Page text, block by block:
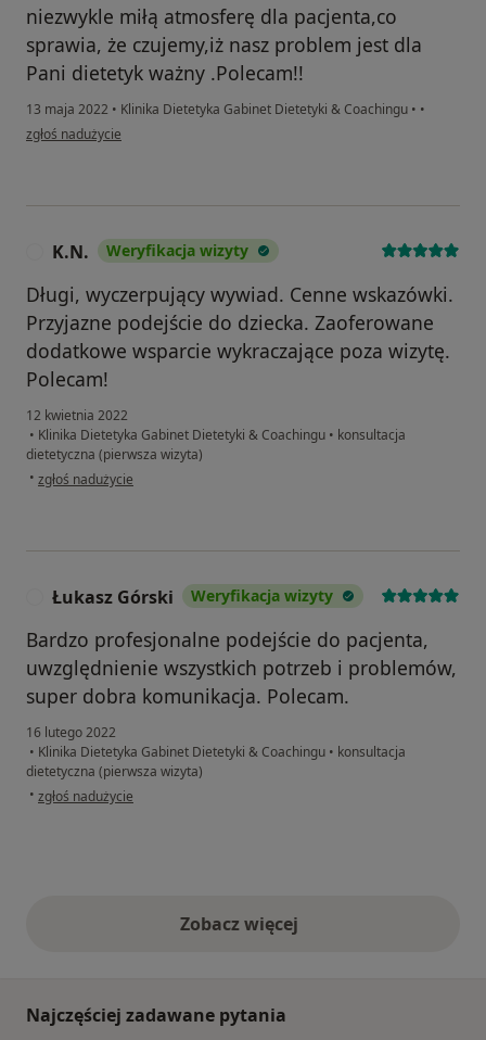
niezwykle miłą atmosferę dla pacjenta,co
sprawia, że czujemy,iż nasz problem jest dla
Pani dietetyk ważny .Polecam!!
13 maja 2022 • Klinika Dietetyka Gabinet Dietetyki & Coachingu • •
w opinii użytkownika Monika Górna
zgłoś nadużycie
K.N. Weryfikacja wizyty
Długi, wyczerpujący wywiad. Cenne wskazówki.
Przyjazne podejście do dziecka. Zaoferowane
dodatkowe wsparcie wykraczające poza wizytę.
Polecam!
12 kwietnia 2022
• Klinika Dietetyka Gabinet Dietetyki & Coachingu • konsultacja
dietetyczna (pierwsza wizyta)
• w opinii użytkownika K.N.
zgłoś nadużycie
Łukasz Górski Weryfikacja wizyty
Bardzo profesjonalne podejście do pacjenta,
uwzględnienie wszystkich potrzeb i problemów,
super dobra komunikacja. Polecam.
16 lutego 2022
• Klinika Dietetyka Gabinet Dietetyki & Coachingu • konsultacja
dietetyczna (pierwsza wizyta)
• w opinii użytkownika Łukasz Górski
zgłoś nadużycie
Zobacz więcejopinie powyżej
Najczęściej zadawane pytania